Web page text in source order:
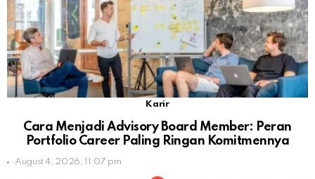
Karir
Cara Menjadi Advisory Board Member: Peran
Portfolio Career Paling Ringan Komitmennya
August 4, 2026, 11:07 pm